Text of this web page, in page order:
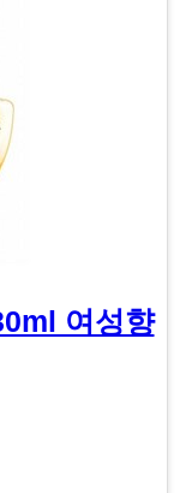
여성향